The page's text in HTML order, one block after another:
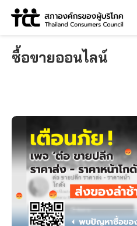
Skip
ซื้อขายออนไลน์